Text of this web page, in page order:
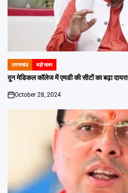
POSTED
IN
उत्तराखंड बड़ी खबर
दून मेडिकल कॉलेज में एमडी की सीटों का बढ़ा दायरा
on
October 28, 2024